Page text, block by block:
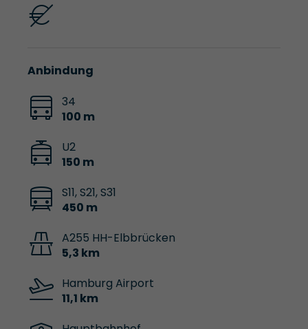
Anbindung
34
100 m
U2
150 m
S11, S21, S31
450 m
A255 HH-Elbbrücken
5,3 km
Hamburg Airport
11,1 km